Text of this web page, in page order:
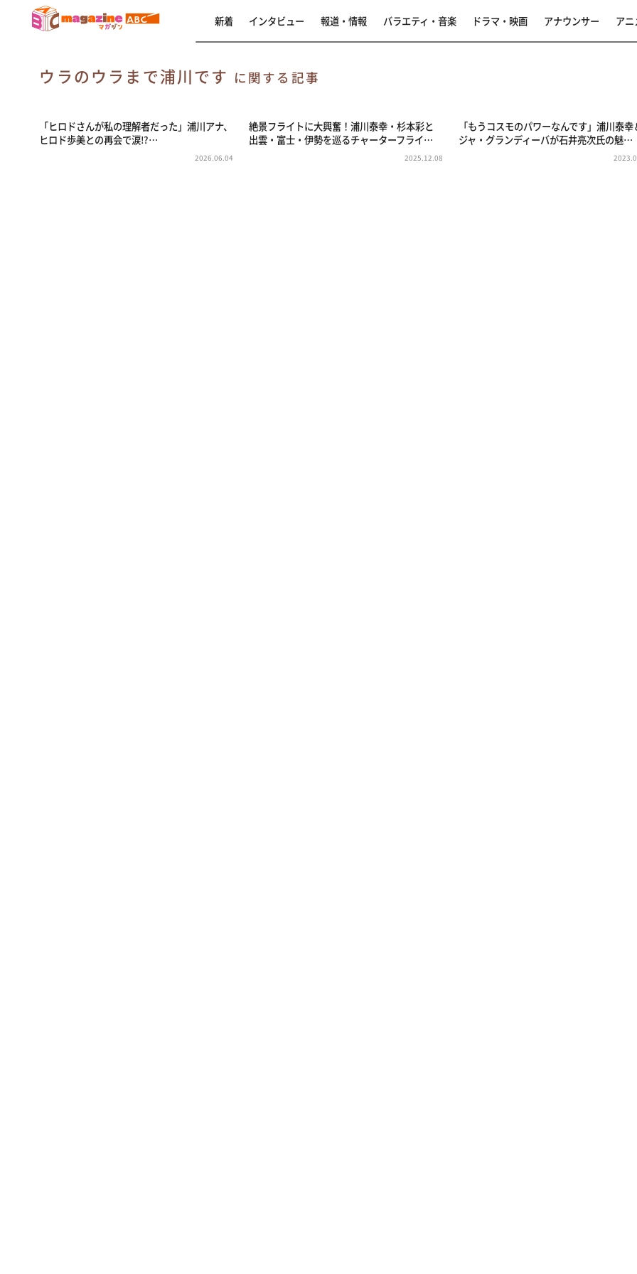
新着 インタビュー 報道・情報 バラエティ・音楽 ドラマ・映画 アナウンサー アニ
ウラのウラまで浦川です に関する記事
「ヒロドさんが私の理解者だった」浦川アナ、
ヒロド歩美との再会で涙⁉…
2026.06.04
絶景フライトに大興奮！浦川泰幸・杉本彩と
出雲・富士・伊勢を巡るチャーターフライ…
2025.12.08
「もうコスモのパワーなんです」浦川泰幸
ジャ・グランディーバが石井亮次氏の魅…